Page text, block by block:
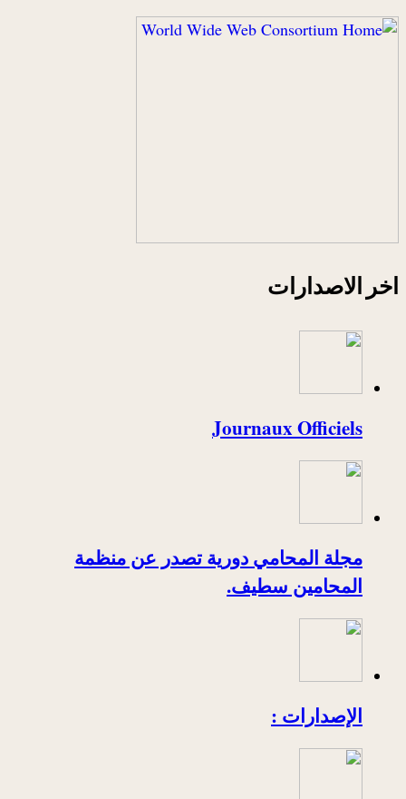
اخر الاصدارات
Journaux Officiels
مجلة المحامي دورية تصدر عن منظمة
المحامين سطيف.
الإصدارات :